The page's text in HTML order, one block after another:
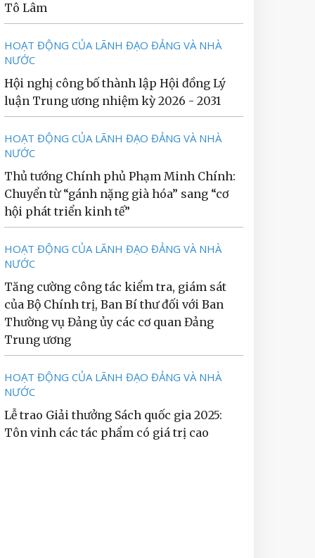
Tô Lâm
HOẠT ĐỘNG CỦA LÃNH ĐẠO ĐẢNG VÀ NHÀ
NƯỚC
Hội nghị công bố thành lập Hội đồng Lý
luận Trung ương nhiệm kỳ 2026 - 2031
HOẠT ĐỘNG CỦA LÃNH ĐẠO ĐẢNG VÀ NHÀ
NƯỚC
Thủ tướng Chính phủ Phạm Minh Chính:
Chuyển từ “gánh nặng già hóa” sang “cơ
hội phát triển kinh tế”
HOẠT ĐỘNG CỦA LÃNH ĐẠO ĐẢNG VÀ NHÀ
NƯỚC
Tăng cường công tác kiểm tra, giám sát
của Bộ Chính trị, Ban Bí thư đối với Ban
Thường vụ Đảng ủy các cơ quan Đảng
Trung ương
HOẠT ĐỘNG CỦA LÃNH ĐẠO ĐẢNG VÀ NHÀ
NƯỚC
Lễ trao Giải thưởng Sách quốc gia 2025:
Tôn vinh các tác phẩm có giá trị cao